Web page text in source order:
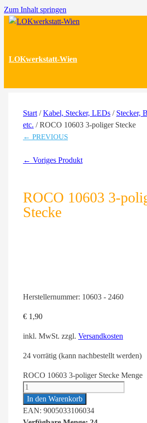
Zum Inhalt springen
LOKwerkstatt-Wien
Start /Kabel, Stecker, LEDs / Stecker,
etc. / ROCO 10603 3-poliger Stecke
← PREVIOUS
← Voriges Produkt
ROCO 10603 3-
Stecke
Herstellernummer: 10603 - 2460
€ 1,90
inkl. MwSt. zzgl. Versandkosten
24 vorrätig (kann nachbestellt werden)
ROCO 10603 3-poliger Stecke Menge
In den Warenkorb
EAN: 9005033106034